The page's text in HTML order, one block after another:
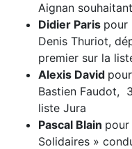
Aignan
Didier Paris pour
Denis Thuriot,
premier sur la
Alexis David
Bastien Faudot,
liste Jura
Pascal Blain
Solidaires »